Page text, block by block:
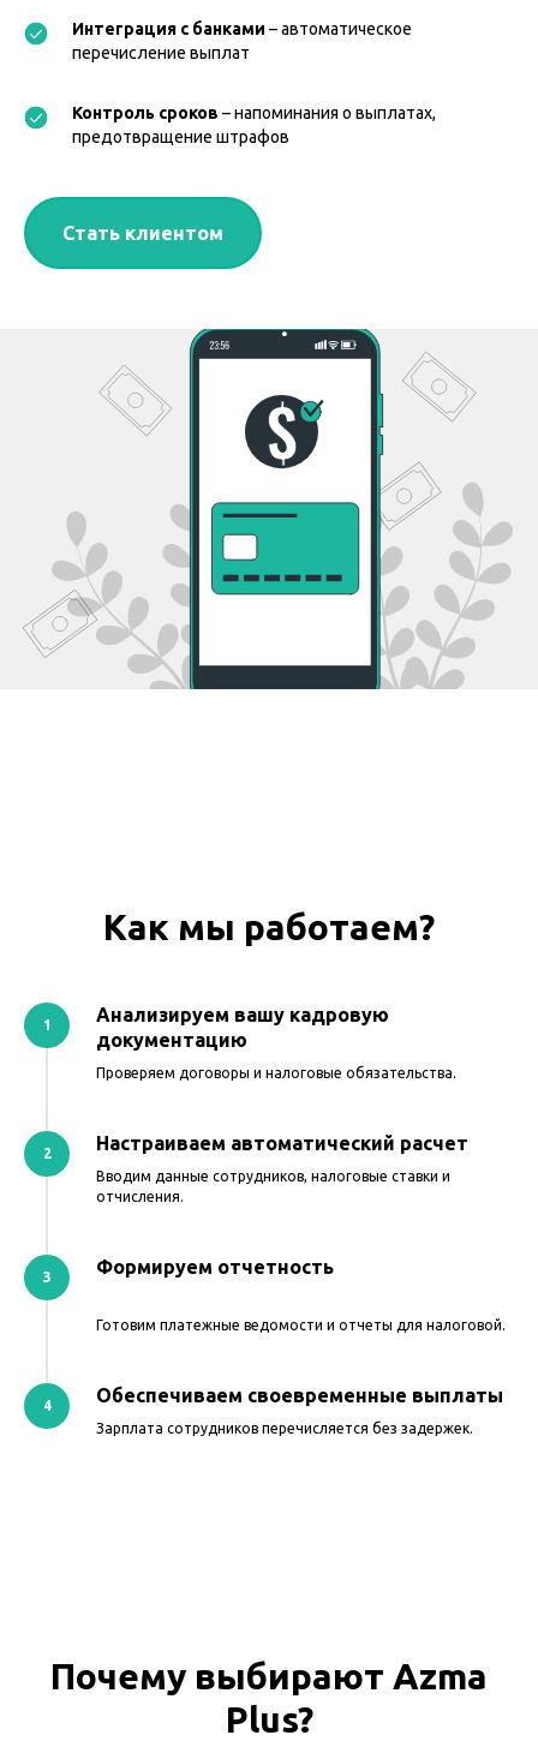
Интеграция с банками – автоматическое
перечисление выплат
Контроль сроков – напоминания о выплатах,
предотвращение штрафов
Стать клиентом
Как мы работаем?
Анализируем вашу кадровую
документацию
Проверяем договоры и налоговые обязательства.
Настраиваем автоматический расчет
Вводим данные сотрудников, налоговые ставки и
отчисления.
Формируем отчетность
Готовим платежные ведомости и отчеты для налоговой.
Обеспечиваем своевременные выплаты
Зарплата сотрудников перечисляется без задержек.
Почему выбирают Azma
Plus?